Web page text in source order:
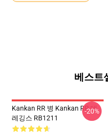
베스트
Kankan RR 병 Kankan RR 데
레깅스 RB1211
-20%